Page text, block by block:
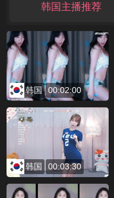
韩国主播推荐
韩国 00:02:00
韩国 00:03:30